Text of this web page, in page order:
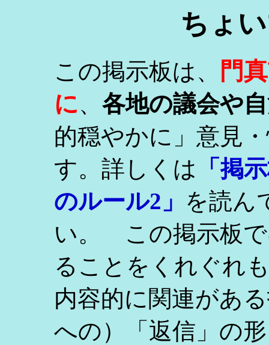
ちょ
この掲示板は、
門
に、 各地の議会や
的穏やかに」意見
す。詳しくは
「掲
のルール2」 を読ん
い。 この掲示板で
ることをくれぐれ
内容的に関連があ
への）「返信」の